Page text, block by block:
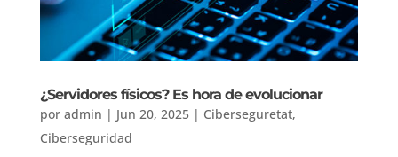
¿Servidores físicos? Es hora de evolucionar
por admin | Jun 20, 2025| Ciberseguretat,
Ciberseguridad